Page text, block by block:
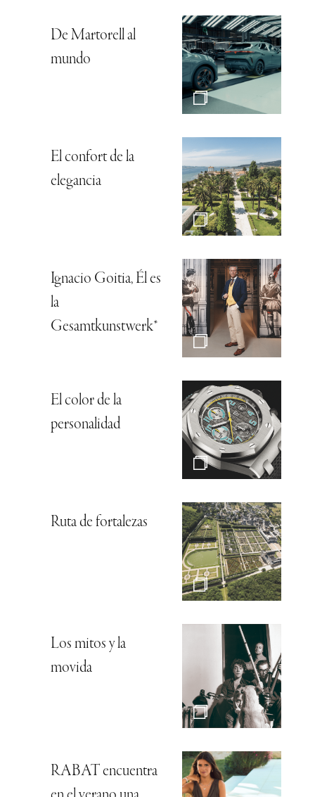
De Martorell al
mundo
El confort de la
elegancia
Ignacio Goitia, Él es
la
Gesamtkunstwerk*
El color de la
personalidad
Ruta de fortalezas
Los mitos y la
movida
RABAT encuentra